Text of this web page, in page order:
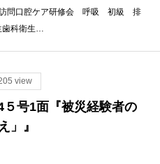
訪問口腔ケア研修会 呼吸 初級 排
科衛生…
view
号1面『被災経験者の
」』